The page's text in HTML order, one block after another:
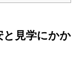
と見学にかか